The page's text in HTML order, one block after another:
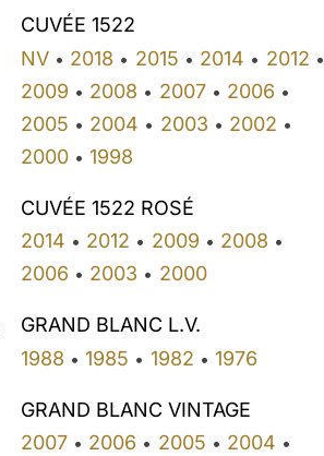
CUVÉE 1522
NV• 2018 • 2015 • 2014 • 2012 •
2009 • 2008 • 2007• 2006 •
2005 • 2004 • 2003 • 2002 •
2000• 1998
CUVÉE 1522 ROSÉ
2014 • 2012 • 2009 • 2008 •
2006 • 2003 • 2000
GRAND BLANC L.V.
1988 • 1985 • 1982 • 1976
GRAND BLANC VINTAGE
2007• 2006 • 2005 • 2004 •